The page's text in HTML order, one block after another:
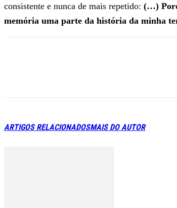
consistente e nunca de mais repetido: (…)
memória uma parte da história da minha
ARTIGOS RELACIONADOSMAIS DO AUTOR